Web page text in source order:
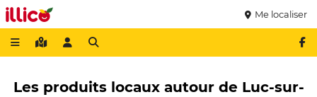
Me localiser
Les produits locaux autour de Luc-sur-